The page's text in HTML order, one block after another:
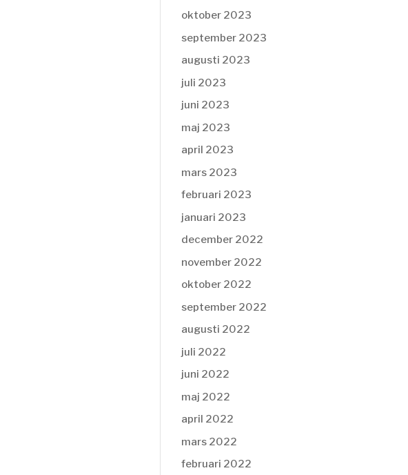
oktober 2023
september 2023
augusti 2023
juli 2023
juni 2023
maj 2023
april 2023
mars 2023
februari 2023
januari 2023
december 2022
november 2022
oktober 2022
september 2022
augusti 2022
juli 2022
juni 2022
maj 2022
april 2022
mars 2022
februari 2022